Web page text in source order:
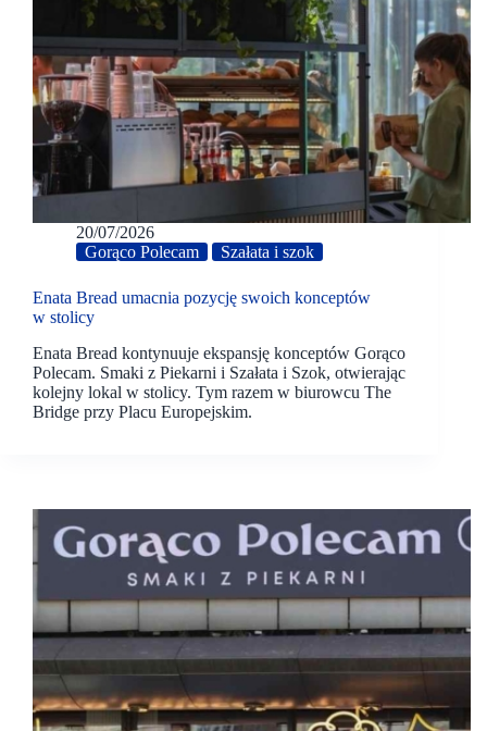
20/07/2026
Gorąco Polecam
Szałata i szok
Enata Bread umacnia pozycję swoich konceptów
w stolicy
Enata Bread kontynuuje ekspansję konceptów Gorąco
Polecam. Smaki z Piekarni i Szałata i Szok, otwierając
kolejny lokal w stolicy. Tym razem w biurowcu The
Bridge przy Placu Europejskim.